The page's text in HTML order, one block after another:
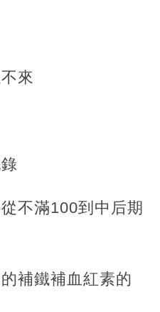
來
不滿100到中后期
補鐵補血紅素的